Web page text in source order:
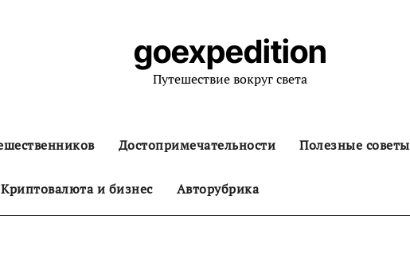
goexpedition
Путешествие вокруг света
Достопримечательности Полезные советы
Криптовалюта и бизнес Авторубрика